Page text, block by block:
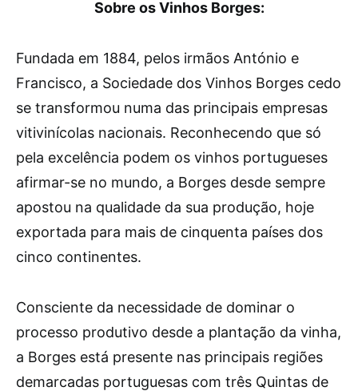
Sobre os Vinhos Borges:
Fundada em 1884, pelos irmãos António e
Francisco, a Sociedade dos Vinhos Borges cedo
se transformou numa das principais empresas
vitivinícolas nacionais. Reconhecendo que só
pela excelência podem os vinhos portugueses
afirmar-se no mundo, a Borges desde sempre
apostou na qualidade da sua produção, hoje
exportada para mais de cinquenta países dos
cinco continentes.
Consciente da necessidade de dominar o
processo produtivo desde a plantação da vinha,
a Borges está presente nas principais regiões
demarcadas portuguesas com três Quintas de